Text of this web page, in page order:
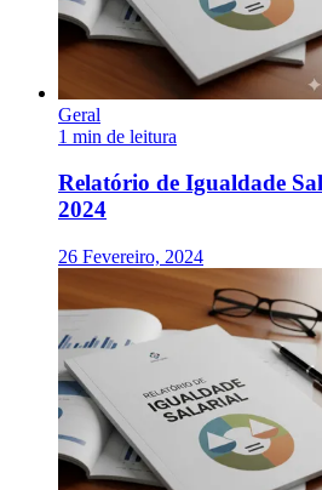
Geral
1 min de leitura
Relatório de Igualdade
2024
26 Fevereiro, 2024